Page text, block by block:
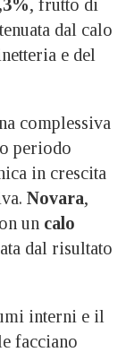
, frutto di
dal calo
e del
complessiva
periodo
in crescita
Novara,
un calo
dal risultato
interni e il
facciano